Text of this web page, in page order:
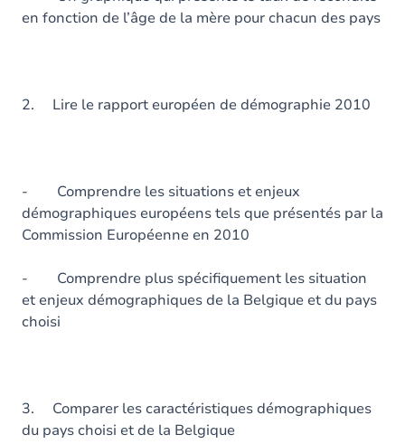
en fonction de l’âge de la mère pour chacun des pays
2. Lire le rapport européen de démographie 2010
- Comprendre les situations et enjeux
démographiques européens tels que présentés par la
Commission Européenne en 2010
- Comprendre plus spécifiquement les situation
et enjeux démographiques de la Belgique et du pays
choisi
3. Comparer les caractéristiques démographiques
du pays choisi et de la Belgique